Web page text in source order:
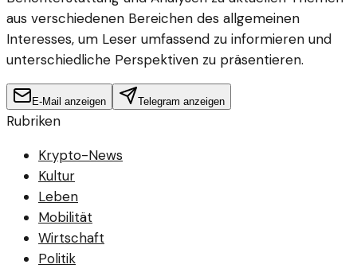
aus verschiedenen Bereichen des allgemeinen
Interesses, um Leser umfassend zu informieren und
unterschiedliche Perspektiven zu präsentieren.
E-Mail anzeigen Telegram anzeigen
Rubriken
Krypto-News
Kultur
Leben
Mobilität
Wirtschaft
Politik